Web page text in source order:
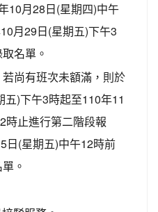
10月28日(星期四)中午
月29日(星期五)下午3
名單。
尚有班次未額滿，則於
)下午3時起至110年11
時止進行第二階段報
日(星期五)中午12時前
。